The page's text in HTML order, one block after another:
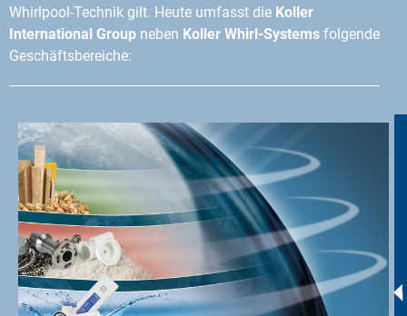
Whirlpool-Technik gilt. Heute umfasst die Koller
International Group neben Koller Whirl-Systems folgende
Geschäftsbereiche: